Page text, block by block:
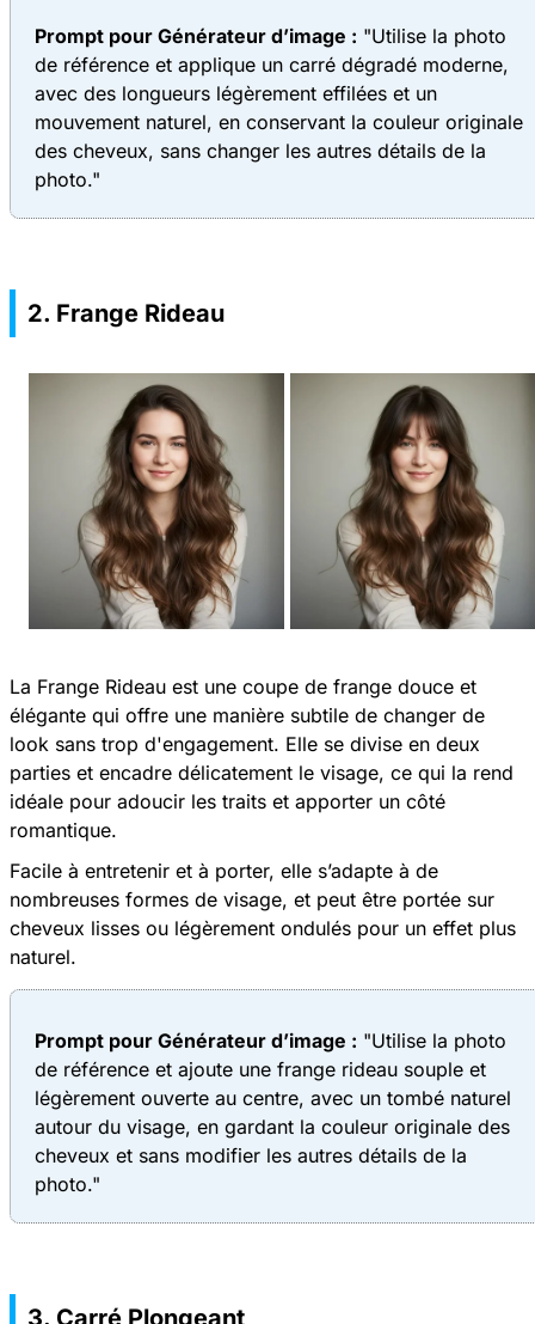
Prompt pour Générateur d’image : "Utilise la photo
de référence et applique un carré dégradé moderne,
avec des longueurs légèrement effilées et un
mouvement naturel, en conservant la couleur originale
des cheveux, sans changer les autres détails de la
photo."
2. Frange Rideau
La Frange Rideau est une coupe de frange douce et
élégante qui offre une manière subtile de changer de
look sans trop d'engagement. Elle se divise en deux
parties et encadre délicatement le visage, ce qui la rend
idéale pour adoucir les traits et apporter un côté
romantique.
Facile à entretenir et à porter, elle s’adapte à de
nombreuses formes de visage, et peut être portée sur
cheveux lisses ou légèrement ondulés pour un effet plus
naturel.
Prompt pour Générateur d’image : "Utilise la photo
de référence et ajoute une frange rideau souple et
légèrement ouverte au centre, avec un tombé naturel
autour du visage, en gardant la couleur originale des
cheveux et sans modifier les autres détails de la
photo."
3. Carré Plongeant